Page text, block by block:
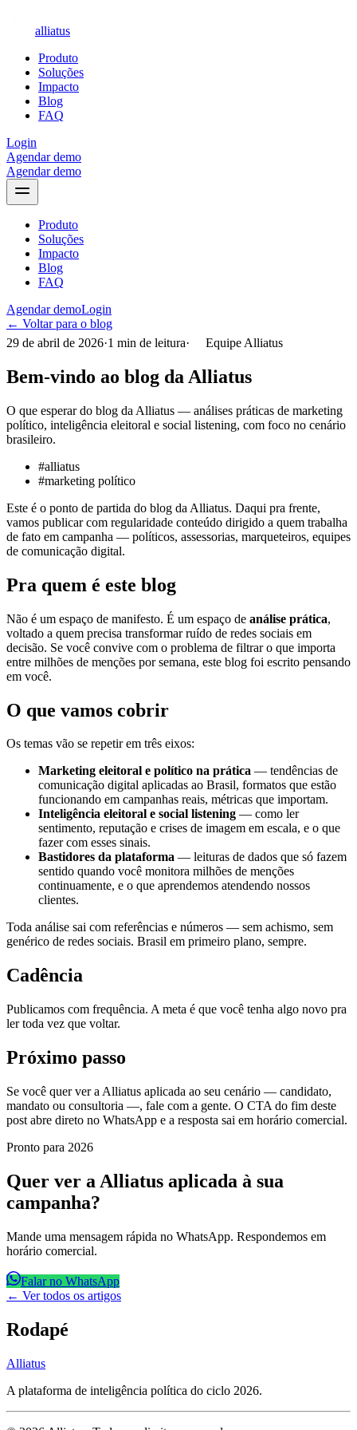
alliatus
Produto
Soluções
Impacto
Blog
FAQ
Login
Agendar demo
Agendar demo
Produto
Soluções
Impacto
Blog
FAQ
Agendar demoLogin
← Voltar para o blog
29 de abril de 2026·1 min de leitura· Equipe Alliatus
Bem-vindo ao blog da Alliatus
O que esperar do blog da Alliatus — análises práticas de marketing
político, inteligência eleitoral e social listening, com foco no cenário
brasileiro.
#alliatus
#marketing político
Este é o ponto de partida do blog da Alliatus. Daqui pra frente,
vamos publicar com regularidade conteúdo dirigido a quem trabalha
de fato em campanha — políticos, assessorias, marqueteiros, equipes
de comunicação digital.
Pra quem é este blog
Não é um espaço de manifesto. É um espaço de análise prática,
voltado a quem precisa transformar ruído de redes sociais em
decisão. Se você convive com o problema de filtrar o que importa
entre milhões de menções por semana, este blog foi escrito pensando
em você.
O que vamos cobrir
Os temas vão se repetir em três eixos:
Marketing eleitoral e político na prática — tendências de
comunicação digital aplicadas ao Brasil, formatos que estão
funcionando em campanhas reais, métricas que importam.
Inteligência eleitoral e social listening — como ler
sentimento, reputação e crises de imagem em escala, e o que
fazer com esses sinais.
Bastidores da plataforma — leituras de dados que só fazem
sentido quando você monitora milhões de menções
continuamente, e o que aprendemos atendendo nossos
clientes.
Toda análise sai com referências e números — sem achismo, sem
genérico de redes sociais. Brasil em primeiro plano, sempre.
Cadência
Publicamos com frequência. A meta é que você tenha algo novo pra
ler toda vez que voltar.
Próximo passo
Se você quer ver a Alliatus aplicada ao seu cenário — candidato,
mandato ou consultoria —, fale com a gente. O CTA do fim deste
post abre direto no WhatsApp e a resposta sai em horário comercial.
Pronto para 2026
Quer ver a Alliatus aplicada à sua
campanha?
Mande uma mensagem rápida no WhatsApp. Respondemos em
horário comercial.
Falar no WhatsApp
← Ver todos os artigos
Rodapé
Alliatus
A plataforma de inteligência política do ciclo 2026.